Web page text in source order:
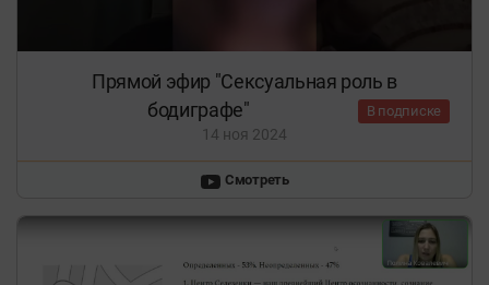
Прямой эфир "Сексуальная роль в
бодиграфе"
В подписке
14 ноя 2024
Смотреть